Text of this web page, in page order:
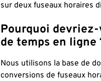
sur deux fuseaux horaires
Pourquoi
de temps en ligne
Nous utilisons la base de
conversions de fuseaux